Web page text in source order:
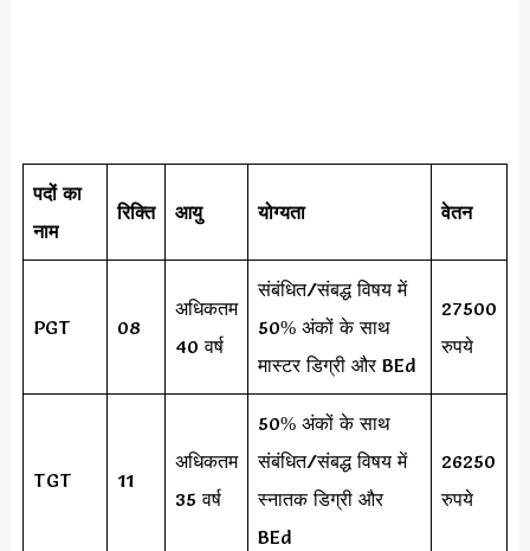
पदों का
नाम
रिक्ति आयु योग्यता वेतन
PGT 08
अधिकतम
40 वर्ष
संबंधित/संबद्ध विषय में
50% अंकों के साथ
मास्टर डिग्री और BEd
27500
रुपये
TGT 11
अधिकतम
35 वर्ष
50% अंकों के साथ
संबंधित/संबद्ध विषय में
स्नातक डिग्री और
BEd
26250
रुपये